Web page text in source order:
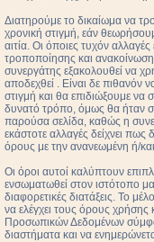
Διατηρούμε το δικαίωμα να
χρονική στιγμή, εάν
αιτία. Οι όποιες τυχόν
τροποποίησης και
συνεργάτης εξακολουθεί να
αποδεχθεί . Είναι δε πιθανόν
στιγμή και θα επιδιώξουμε
δυνατό τρόπο, όμως θα ήταν
παρούσα σελίδα, καθώς η
εκάστοτε αλλαγές δείχνει πως
όρους με την ανανεωμένη ή/
Οι όροι αυτοί καλύπτουν
ενσωματωθεί στον ιστότοπο
διαφορετικές διατάξεις. Το
να ελέγχει τους όρους χρήσης
Προσωπικών Δεδομένων
διαστήματα και να